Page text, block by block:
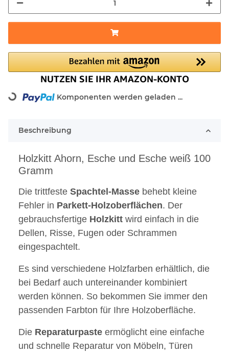
Loading... Komponenten werden geladen ...
Beschreibung
Holzkitt Ahorn, Esche und Esche weiß 100
Gramm
Die trittfeste Spachtel-Masse behebt kleine
Fehler in Parkett-Holzoberflächen. Der
gebrauchsfertige Holzkitt wird einfach in die
Dellen, Risse, Fugen oder Schrammen
eingespachtelt.
Es sind verschiedene Holzfarben erhältlich, die
bei Bedarf auch untereinander kombiniert
werden können. So bekommen Sie immer den
passenden Farbton für Ihre Holzoberfläche.
Die Reparaturpaste ermöglicht eine einfache
und schnelle Reparatur von Möbeln, Türen